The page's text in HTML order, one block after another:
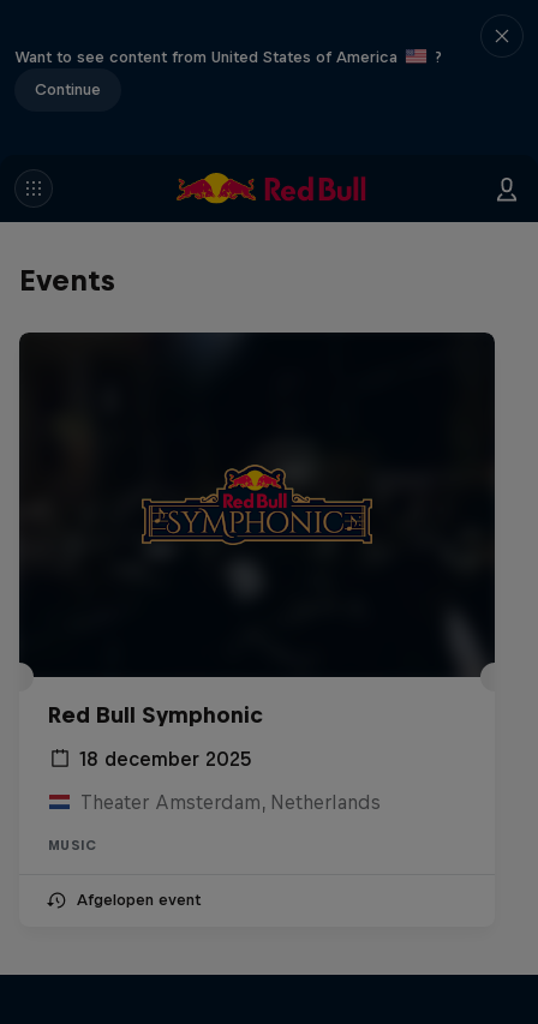
Want to see content from United States of America
?
Continue
Events
Red Bull Symphonic
18 december 2025
Theater Amsterdam, Netherlands
MUSIC
Afgelopen event